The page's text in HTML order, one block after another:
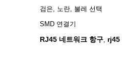
검은, 노란, 불레 선택
SMD 연결기
RJ45 네트워크 항구, rj45